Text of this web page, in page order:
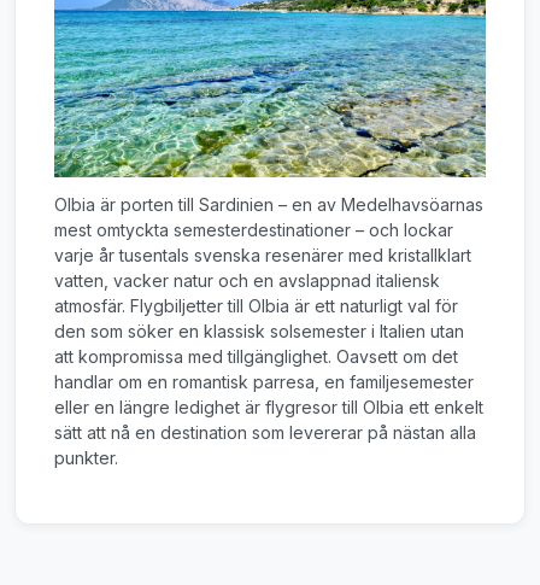
Olbia är porten till Sardinien – en av Medelhavsöarnas
mest omtyckta semesterdestinationer – och lockar
varje år tusentals svenska resenärer med kristallklart
vatten, vacker natur och en avslappnad italiensk
atmosfär. Flygbiljetter till Olbia är ett naturligt val för
den som söker en klassisk solsemester i Italien utan
att kompromissa med tillgänglighet. Oavsett om det
handlar om en romantisk parresa, en familjesemester
eller en längre ledighet är flygresor till Olbia ett enkelt
sätt att nå en destination som levererar på nästan alla
punkter.